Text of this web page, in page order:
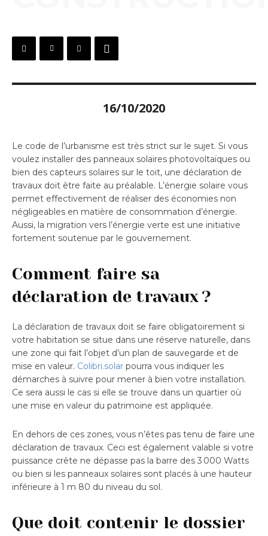
16/10/2020
Le code de l’urbanisme est très strict sur le sujet. Si vous
voulez installer des panneaux solaires photovoltaïques ou
bien des capteurs solaires sur le toit, une déclaration de
travaux doit être faite au préalable. L’énergie solaire vous
permet effectivement de réaliser des économies non
négligeables en matière de consommation d’énergie.
Aussi, la migration vers l’énergie verte est une initiative
fortement soutenue par le gouvernement.
Comment faire sa
déclaration de travaux ?
La déclaration de travaux doit se faire obligatoirement si
votre habitation se situe dans une réserve naturelle, dans
une zone qui fait l’objet d’un plan de sauvegarde et de
mise en valeur. Colibri.solar pourra vous indiquer les
démarches à suivre pour mener à bien votre installation.
Ce sera aussi le cas si elle se trouve dans un quartier où
une mise en valeur du patrimoine est appliquée.
En dehors de ces zones, vous n’êtes pas tenu de faire une
déclaration de travaux. Ceci est également valable si votre
puissance crête ne dépasse pas la barre des 3 000 Watts
ou bien si les panneaux solaires sont placés à une hauteur
inférieure à 1 m 80 du niveau du sol.
Que doit contenir le dossier